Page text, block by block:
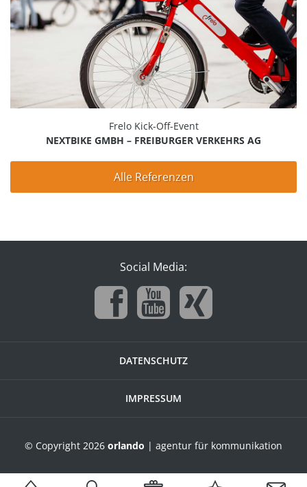
Frelo Kick-Off-Event
NEXTBIKE GMBH – FREIBURGER VERKEHRS AG
Alle Referenzen
Social Media:
DATENSCHUTZ
IMPRESSUM
© Copyright 2026 orlando | agentur für kommunikation